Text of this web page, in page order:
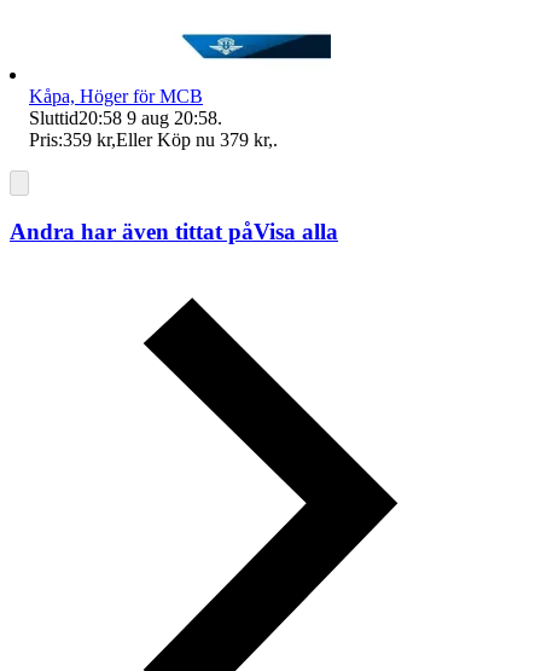
Kåpa, Höger för MCB
Sluttid20:58 9 aug 20:58.
Pris:359 kr,Eller Köp nu 379 kr,.
Andra har även tittat påVisa alla